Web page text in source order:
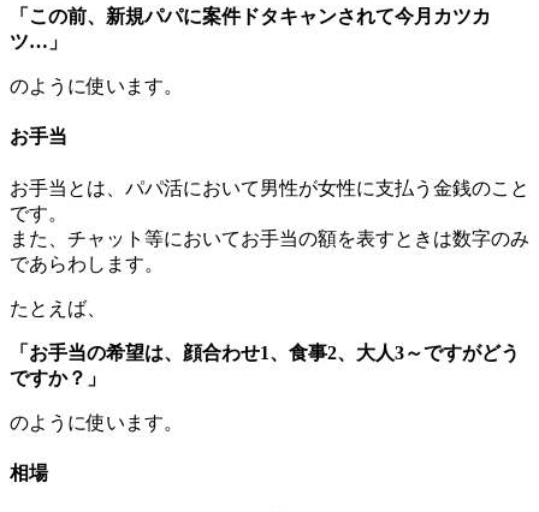
「この前、新規パパに案件ドタキャンされて今月カツカ
ツ…」
のように使います。
お手当
お手当とは、パパ活において男性が女性に支払う金銭のこと
です。
また、チャット等においてお手当の額を表すときは数字のみ
であらわします。
たとえば、
「お手当の希望は、顔合わせ1、食事2、大人3～ですがどう
ですか？」
のように使います。
相場